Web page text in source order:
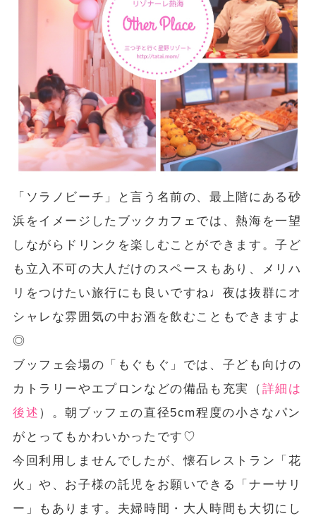
「ソラノビーチ」と言う名前の、最上階にある砂
浜をイメージしたブックカフェでは、熱海を一望
しながらドリンクを楽しむことができます。子ど
も立入不可の大人だけのスペースもあり、メリハ
リをつけたい旅行にも良いですね♩夜は抜群にオ
シャレな雰囲気の中お酒を飲むこともできますよ
◎
ブッフェ会場の「もぐもぐ」では、子ども向けの
カトラリーやエプロンなどの備品も充実（ 詳細は
後述 ）。朝ブッフェの直径5cm程度の小さなパン
がとってもかわいかったです♡
今回利用しませんでしたが、懐石レストラン「花
火」や、お子様の託児をお願いできる「ナーサリ
ー」もあります。夫婦時間・大人時間も大切にし